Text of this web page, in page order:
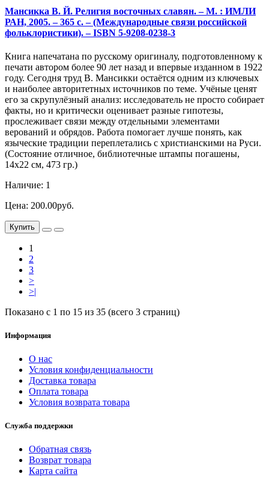
Мансикка В. Й. Религия восточных славян. – М. : ИМЛИ
РАН, 2005. – 365 с. – (Международные связи российской
фольклористики). – ISBN 5-9208-0238-3
Книга напечатана по русскому оригиналу, подготовленному к
печати автором более 90 лет назад и впервые изданном в 1922
году. Сегодня труд В. Мансикки остаётся одним из ключевых
и наиболее авторитетных источников по теме. Учёные ценят
его за скрупулёзный анализ: исследователь не просто собирает
факты, но и критически оценивает разные гипотезы,
прослеживает связи между отдельными элементами
верований и обрядов. Работа помогает лучше понять, как
языческие традиции переплетались с христианскими на Руси.
(Состояние отличное, библиотечные штампы погашены,
14х22 см, 473 гр.)
Наличие: 1
Цена: 200.00руб.
Купить
1
2
3
>
>|
Показано с 1 по 15 из 35 (всего 3 страниц)
Информация
О нас
Условия конфиденциальности
Доставка товара
Оплата товара
Условия возврата товара
Служба поддержки
Обратная связь
Возврат товара
Карта сайта